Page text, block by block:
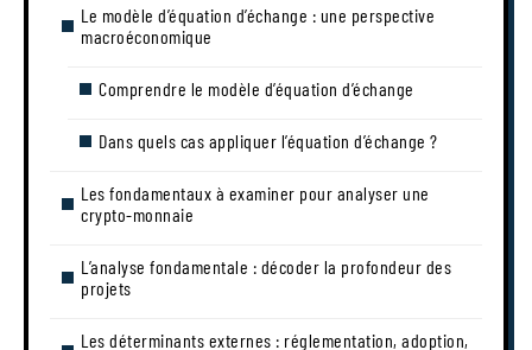
Le modèle d’équation d’échange : une perspective
macroéconomique
Comprendre le modèle d’équation d’échange
Dans quels cas appliquer l’équation d’échange ?
Les fondamentaux à examiner pour analyser une
crypto-monnaie
L’analyse fondamentale : décoder la profondeur des
projets
Les déterminants externes : réglementation, adoption,